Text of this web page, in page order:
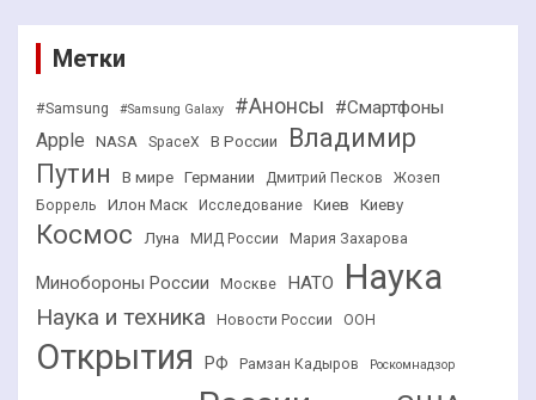
Метки
#Samsung #Samsung Galaxy #Анонсы #Смартфоны
Apple NASA SpaceX В России
Владимир
Путин
В мире Германии Дмитрий Песков
Жозеп
Боррель
Илон Маск Исследование Киев Киеву
Космос Луна МИД России Мария Захарова
Минобороны России Москве НАТО Наука
Наука и техника Новости России ООН
Открытия РФ Рамзан Кадыров Роскомнадзор